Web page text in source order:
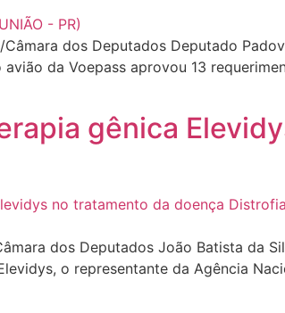
dos Deputados Deputado
da Voepass aprovou 13
gênica
dos Deputados João Batista da
o representante da Agência